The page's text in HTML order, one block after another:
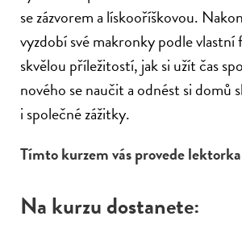
se zázvorem a lískooříškovou.
vyzdobí své makronky podle vlastní
skvělou příležitostí, jak si užít čas
nového se naučit a odnést si domů
i společné zážitky.
Tímto kurzem vás provede
Na kurzu dostanete: